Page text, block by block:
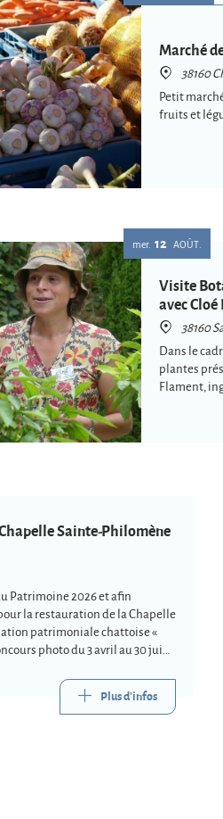
Marché
38160
Petit
fruits et
mer. 12 AOÛT
Visite
avec
38160
Dans le cadre
plantes
Flament,
Sainte-Philomène
Patrimoine 2026 et afin
la restauration de la Chapelle
patrimoniale chattoise «
photo du 3 avril au 30 juin
Plus d'infos